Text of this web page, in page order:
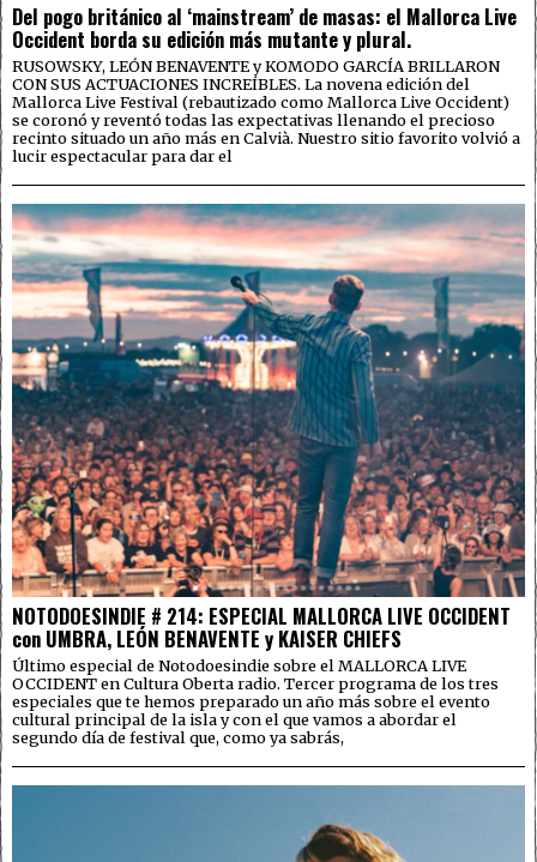
Del pogo británico al ‘mainstream’ de masas: el Mallorca Live
Occident borda su edición más mutante y plural.
RUSOWSKY, LEÓN BENAVENTE y KOMODO GARCÍA BRILLARON
CON SUS ACTUACIONES INCREÍBLES. La novena edición del
Mallorca Live Festival (rebautizado como Mallorca Live Occident)
se coronó y reventó todas las expectativas llenando el precioso
recinto situado un año más en Calvià. Nuestro sitio favorito volvió a
lucir espectacular para dar el
NOTODOESINDIE # 214: ESPECIAL MALLORCA LIVE OCCIDENT
con UMBRA, LEÓN BENAVENTE y KAISER CHIEFS
Último especial de Notodoesindie sobre el MALLORCA LIVE
OCCIDENT en Cultura Oberta radio. Tercer programa de los tres
especiales que te hemos preparado un año más sobre el evento
cultural principal de la isla y con el que vamos a abordar el
segundo día de festival que, como ya sabrás,